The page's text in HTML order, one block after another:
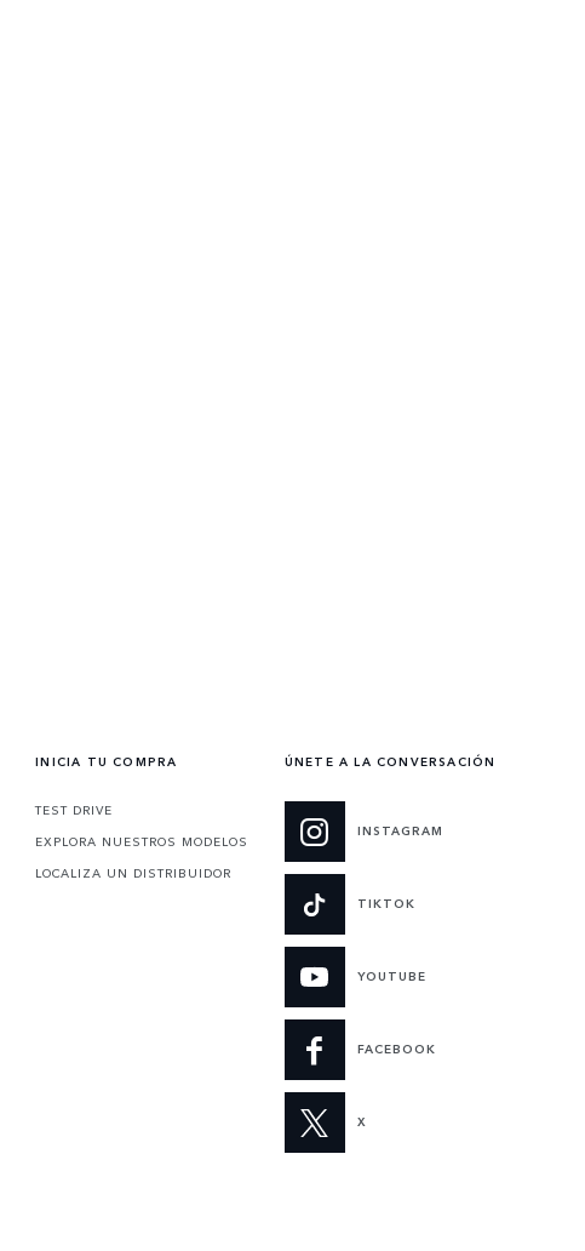
INICIA TU COMPRA
TEST DRIVE
EXPLORA NUESTROS MODELOS
LOCALIZA UN DISTRIBUIDOR
ÚNETE A LA CONVERSACIÓN
INSTAGRAM
TIKTOK
YOUTUBE
FACEBOOK
X